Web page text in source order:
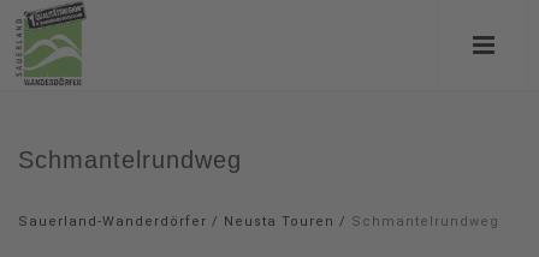
Schmantelrundweg
Sauerland-Wanderdörfer / Neusta Touren / Schmantelrundweg